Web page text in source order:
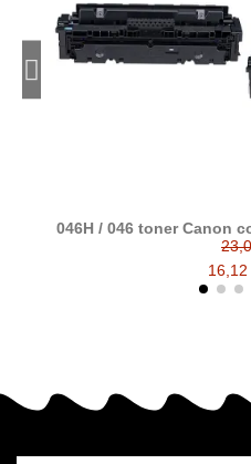
046H / 046 toner Canon
1253C002 /
16,12